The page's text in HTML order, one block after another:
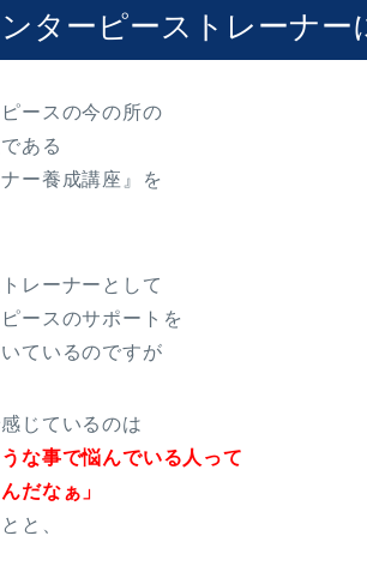
ターピーストレーナー
ースの今の所の
ある
ナー養成講座』を
レーナーとして
ースのサポートを
ているのですが
じているのは
うな事で悩んでいる人って
だなぁ」
と、